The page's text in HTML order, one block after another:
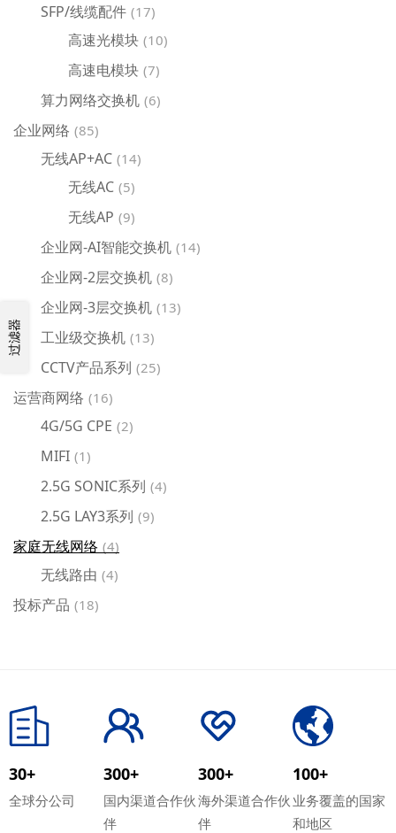
SFP/线缆配件 (17)
高速光模块 (10)
高速电模块 (7)
算力网络交换机 (6)
企业网络 (85)
无线AP+AC (14)
无线AC (5)
无线AP (9)
企业网-AI智能交换机 (14)
企业网-2层交换机 (8)
企业网-3层交换机 (13)
工业级交换机 (13)
CCTV产品系列 (25)
运营商网络 (16)
4G/5G CPE (2)
MIFI (1)
2.5G SONIC系列 (4)
2.5G LAY3系列 (9)
家庭无线网络 (4)
无线路由 (4)
投标产品 (18)
过滤器
30+
全球分公司
300+
国内渠道合作伙
伴
300+
海外渠道合作伙
伴
100+
业务覆盖的国家
和地区